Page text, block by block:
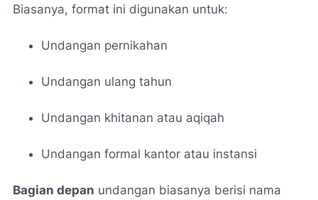
Biasanya, format ini digunakan untuk:
Undangan pernikahan
Undangan ulang tahun
Undangan khitanan atau aqiqah
Undangan formal kantor atau instansi
Bagian depan undangan biasanya berisi nama